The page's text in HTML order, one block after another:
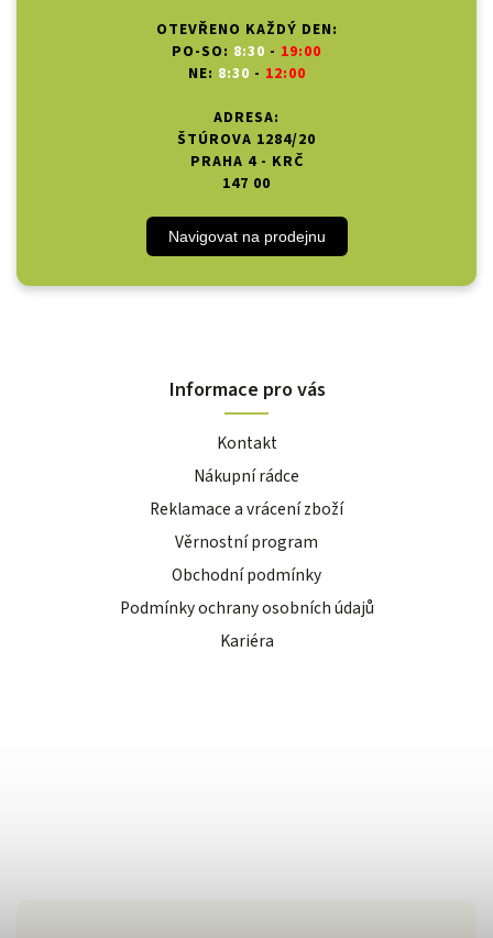
OTEVŘENO KAŽDÝ DEN:
PO-SO: 8:30 - 19:00
NE: 8:30 - 12:00
ADRESA:
ŠTÚROVA 1284/20
PRAHA 4 - KRČ
147 00
Navigovat na prodejnu
Informace pro vás
Kontakt
Nákupní rádce
Reklamace a vrácení zboží
Věrnostní program
Obchodní podmínky
Podmínky ochrany osobních údajů
Kariéra